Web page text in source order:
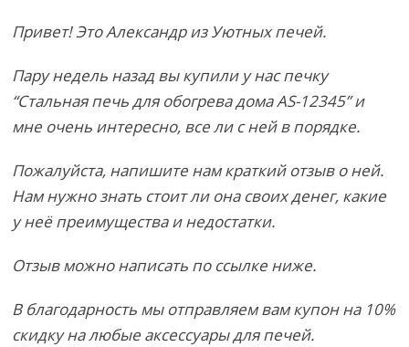
Привет! Это Александр из Уютных печей.
Пару недель назад вы купили у нас печку
“Стальная печь для обогрева дома AS-12345” и
мне очень интересно, все ли с ней в порядке.
Пожалуйста, напишите нам краткий отзыв о ней.
Нам нужно знать стоит ли она своих денег, какие
у неё преимущества и недостатки.
Отзыв можно написать по ссылке ниже.
В благодарность мы отправляем вам купон на 10%
скидку на любые аксессуары для печей.